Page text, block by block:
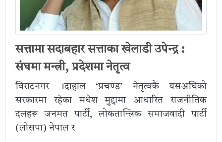
सत्तामा सदाबहार सत्ताका खेलाडी उपेन्द्र :
संघमा मन्त्री, प्रदेशमा नेतृत्व
विराटनगर ।दाहाल ‘प्रचण्ड’ नेतृत्वकै यसअघिको
सरकारमा रहेका मधेश मुद्दामा आधारित राजनीतिक
दलहरू जनमत पार्टी, लोकतान्त्रिक समाजवादी पार्टी
(लोसपा) नेपाल र